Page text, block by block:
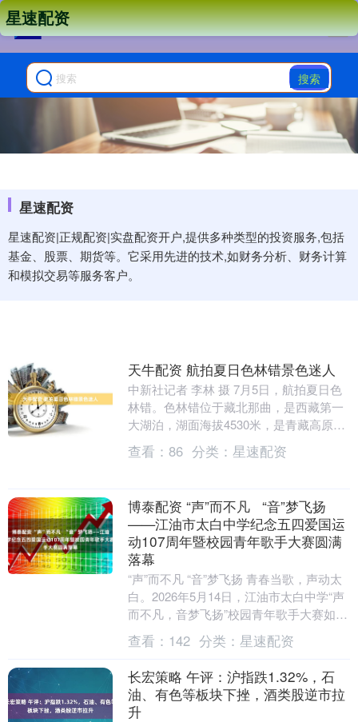
搜索
星速配资
星速配资|正规配资|实盘配资开户,提供多种类型的投资服务,包括
基金、股票、期货等。它采用先进的技术,如财务分析、财务计算
和模拟交易等服务客户。
星速配资
天牛配资 航拍夏日色林错景色迷人
中新社记者 李林 摄 7月5日，航拍夏日色
林错。色林错位于藏北那曲，是西藏第一
大湖泊，湖面海拔4530米，是青藏高原形
成过程中产生的一个构造湖。夏日清晨，
阳光洒....
查看： 86 分类： 星速配资
博泰配资 “声”而不凡 “音”梦飞扬
——江油市太白中学纪念五四爱国运
动107周年暨校园青年歌手大赛圆满
落幕
“声”而不凡 “音”梦飞扬 青春当歌，声动太
白。2026年5月14日，江油市太白中学“声
而不凡，音梦飞扬”校园青年歌手大赛如约
而至。活动在庄严的国歌声中拉开序幕....
查看： 142 分类： 星速配资
长宏策略 午评：沪指跌1.32%，石
油、有色等板块下挫，酒类股逆市拉
升